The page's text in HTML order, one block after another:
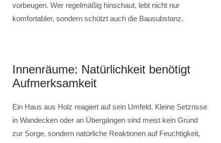
vorbeugen. Wer regelmäßig hinschaut, lebt nicht nur
komfortabler, sondern schützt auch die Bausubstanz.
Innenräume: Natürlichkeit benötigt
Aufmerksamkeit
Ein Haus aus Holz reagiert auf sein Umfeld. Kleine Setzrisse
in Wandecken oder an Übergängen sind meist kein Grund
zur Sorge, sondern natürliche Reaktionen auf Feuchtigkeit,